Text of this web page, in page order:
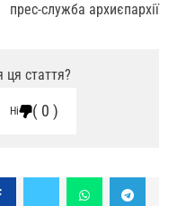
прес-служба архиєпархії
ця стаття?
Ні 0